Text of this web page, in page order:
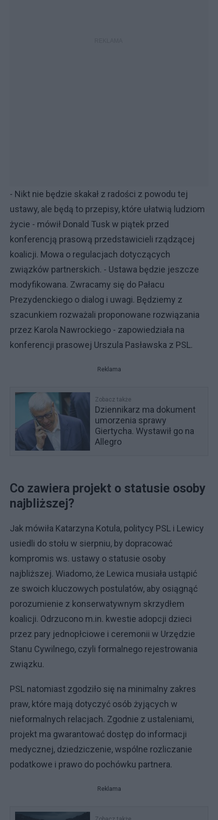
- Nikt nie będzie skakał z radości z powodu tej
ustawy, ale będą to przepisy, które ułatwią ludziom
życie - mówił Donald Tusk w piątek przed
konferencją prasową przedstawicieli rządzącej
koalicji. Mowa o regulacjach dotyczących
związków partnerskich. - Ustawa będzie jeszcze
modyfikowana. Zwracamy się do Pałacu
Prezydenckiego o dialog i uwagi. Będziemy z
szacunkiem rozważali proponowane rozwiązania
przez Karola Nawrockiego - zapowiedziała na
konferencji prasowej Urszula Pasławska z PSL.
Reklama
Zobacz także
Dziennikarz ma dokument
umorzenia sprawy
Giertycha. Wystawił go na
Allegro
Co zawiera projekt o statusie osoby
najbliższej?
Jak mówiła Katarzyna Kotula, politycy PSL i Lewicy
usiedli do stołu w sierpniu, by dopracować
kompromis ws. ustawy o statusie osoby
najbliższej. Wiadomo, że Lewica musiała ustąpić
ze swoich kluczowych postulatów, aby osiągnąć
porozumienie z konserwatywnym skrzydłem
koalicji. Odrzucono m.in. kwestie adopcji dzieci
przez pary jednopłciowe i ceremonii w Urzędzie
Stanu Cywilnego, czyli formalnego rejestrowania
związku.
PSL natomiast zgodziło się na minimalny zakres
praw, które mają dotyczyć osób żyjących w
nieformalnych relacjach. Zgodnie z ustaleniami,
projekt ma gwarantować dostęp do informacji
medycznej, dziedziczenie, wspólne rozliczanie
podatkowe i prawo do pochówku partnera.
Reklama